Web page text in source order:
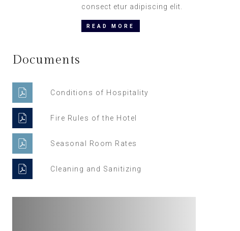
consect etur adipiscing elit.
READ MORE
Documents
Conditions of Hospitality
Fire Rules of the Hotel
Seasonal Room Rates
Cleaning and Sanitizing